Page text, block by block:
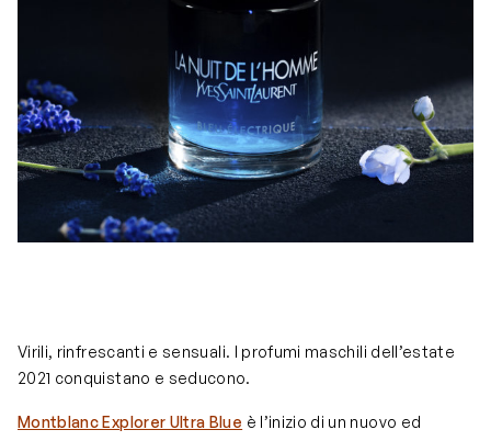
Virili, rinfrescanti e sensuali. I profumi maschili dell’estate
2021 conquistano e seducono.
Montblanc Explorer Ultra Blue è l’inizio di un nuovo ed